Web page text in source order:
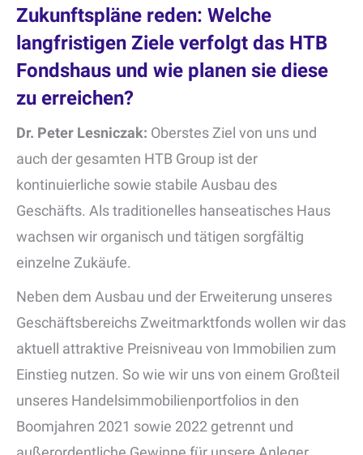
Zukunftspläne reden: Welche
langfristigen Ziele verfolgt das HTB
Fondshaus und wie planen sie diese
zu erreichen?
Dr. Peter Lesniczak: Oberstes Ziel von uns und
auch der gesamten HTB Group ist der
kontinuierliche sowie stabile Ausbau des
Geschäfts. Als traditionelles hanseatisches Haus
wachsen wir organisch und tätigen sorgfältig
einzelne Zukäufe.
Neben dem Ausbau und der Erweiterung unseres
Geschäftsbereichs Zweitmarktfonds wollen wir das
aktuell attraktive Preisniveau von Immobilien zum
Einstieg nutzen. So wie wir uns von einem Großteil
unseres Handelsimmobilienportfolios in den
Boomjahren 2021 sowie 2022 getrennt und